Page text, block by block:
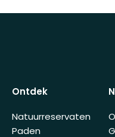
Ontdek
Natuurreservaten
Paden